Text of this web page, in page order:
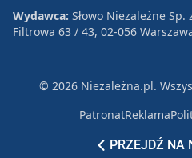
PRZEJDŹ NA
Wydawca: Słowo Niezależne Sp.
Filtrowa 63 / 43, 02-056
© 2026 Niezależna.pl.
PatronatReklama